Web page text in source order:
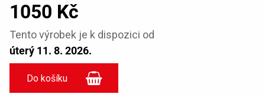
1050 Kč
Tento výrobek je k dispozici od
úterý 11. 8. 2026.